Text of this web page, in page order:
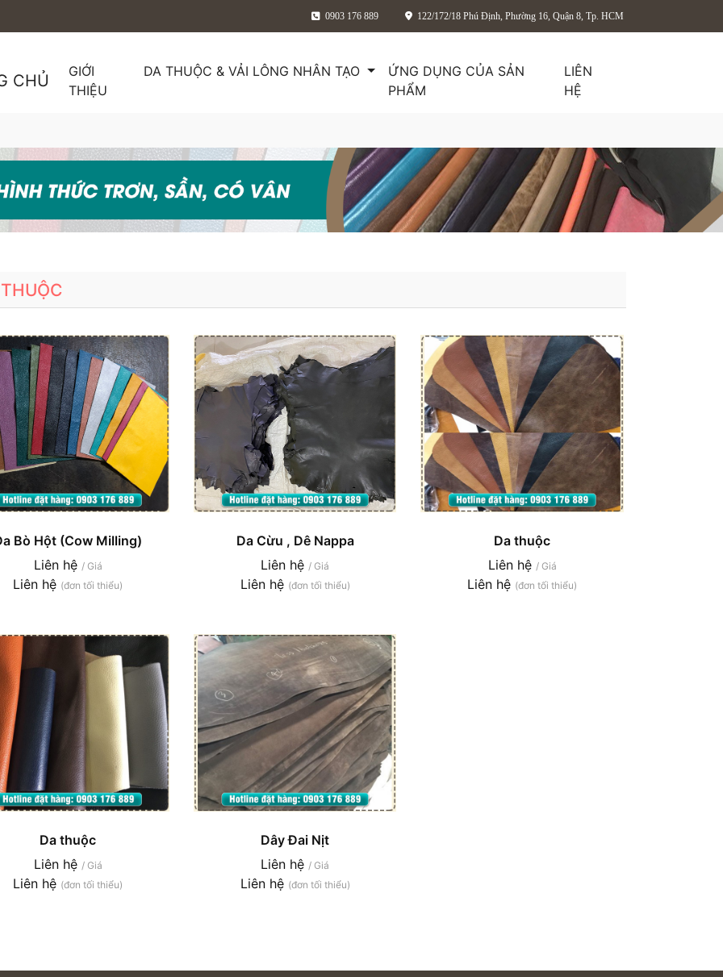
0903 176 889 122/172/18 Phú Định, Phường 16, Quận 8, Tp. HCM
CHỦ
GIỚI
THIỆU
DA THUỘC & VẢI LÔNG NHÂN TẠO
ỨNG DỤNG CỦA SẢN
PHẨM
LIÊN
HỆ
Bò Hột (Cow Milling)
Liên hệ / Giá
Liên hệ (đơn tối thiểu)
Da Cừu , Dê Nappa
Liên hệ/ Giá
Liên hệ (đơn tối thiểu)
Da thuộc
Liên hệ / Giá
Liên hệ (đơn tối thiểu)
Da thuộc
Liên hệ / Giá
Liên hệ (đơn tối thiểu)
Dây Đai Nịt
Liên hệ/ Giá
Liên hệ (đơn tối thiểu)